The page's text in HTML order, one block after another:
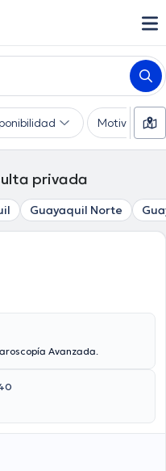
Motivo de
privada
Guayaquil Norte
Avanzada.